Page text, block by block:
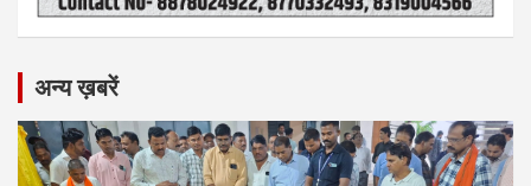
अन्य ख़बरें